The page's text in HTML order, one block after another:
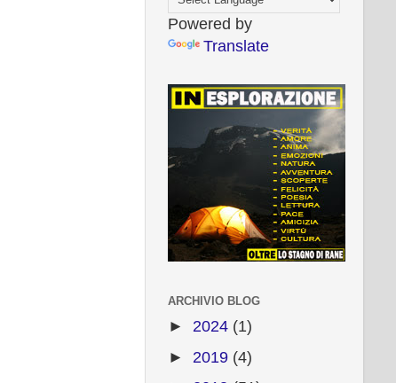
Powered by
Translate
ARCHIVIO BLOG
► 2024 (1)
► 2019 (4)